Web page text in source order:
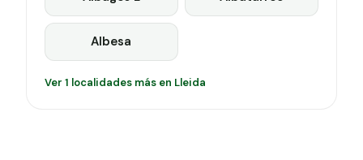
Albesa
Ver 1 localidades más en Lleida